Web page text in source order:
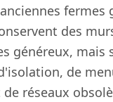
fermes
des
généreux, mais
de
réseaux